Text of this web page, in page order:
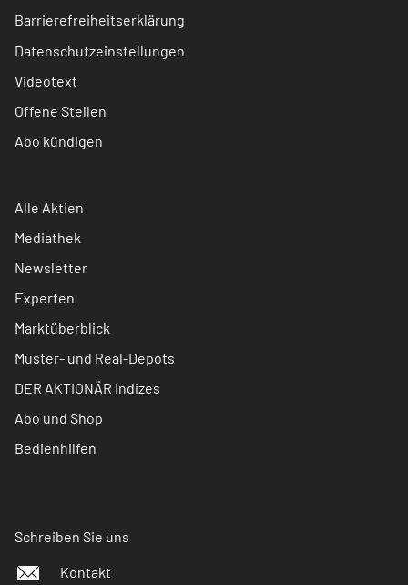
Barrierefreiheitserklärung
Datenschutzeinstellungen
Videotext
Offene Stellen
Abo kündigen
Alle Aktien
Mediathek
Newsletter
Experten
Marktüberblick
Muster- und Real-Depots
DER AKTIONÄR Indizes
Abo und Shop
Bedienhilfen
Schreiben Sie uns
Kontakt